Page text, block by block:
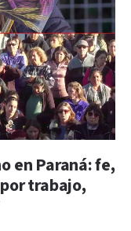
en Paraná: fe,
trabajo,